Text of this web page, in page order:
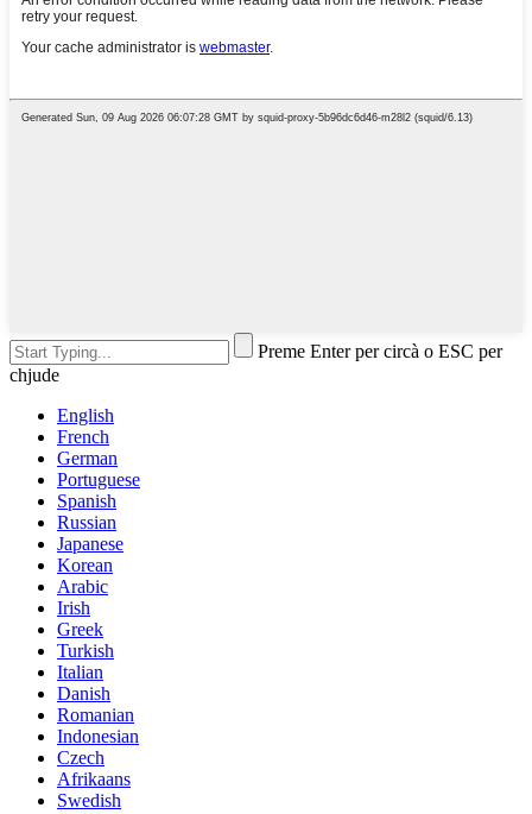
Preme Enter per circà o ESC per
chjude
English
French
German
Portuguese
Spanish
Russian
Japanese
Korean
Arabic
Irish
Greek
Turkish
Italian
Danish
Romanian
Indonesian
Czech
Afrikaans
Swedish